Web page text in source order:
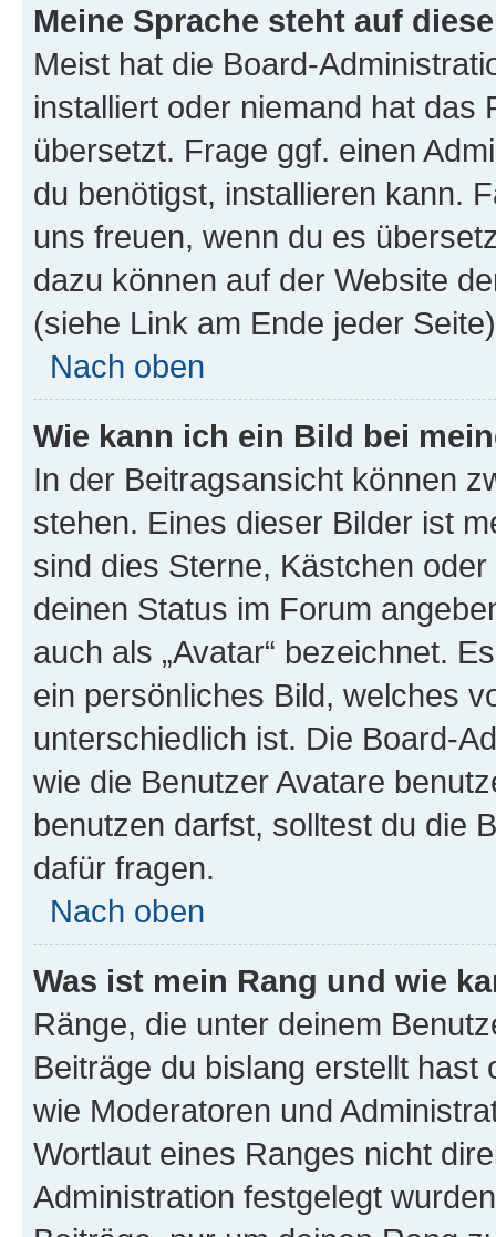
Meine Sprache steht auf
Meist hat die Board-
installiert oder niemand hat das
übersetzt. Frage ggf. einen
du benötigst, installieren kann.
uns freuen, wenn du es
dazu können auf der Website
(siehe Link am Ende jeder
Nach oben
Wie kann ich ein Bild bei
In der Beitragsansicht können
stehen. Eines dieser Bilder ist
sind dies Sterne, Kästchen
deinen Status im Forum
auch als „Avatar“ bezeichnet.
ein persönliches Bild, welches
unterschiedlich ist. Die Board-
wie die Benutzer Avatare
benutzen darfst, solltest du die
dafür fragen.
Nach oben
Was ist mein Rang und wie
Ränge, die unter deinem
Beiträge du bislang erstellt
wie Moderatoren und
Wortlaut eines Ranges nicht
Administration festgelegt